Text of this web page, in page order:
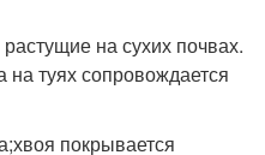
на сухих почвах.
туях сопровождается
покрывается